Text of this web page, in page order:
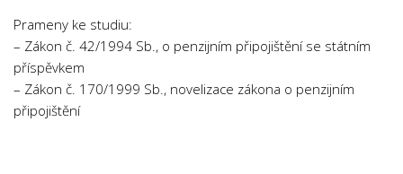
Novinky
Prameny ke studiu:
– Zákon č. 42/1994 Sb., o penzijním připojištění se státním
příspěvkem
– Zákon č. 170/1999 Sb., novelizace zákona o penzijním
připojištění